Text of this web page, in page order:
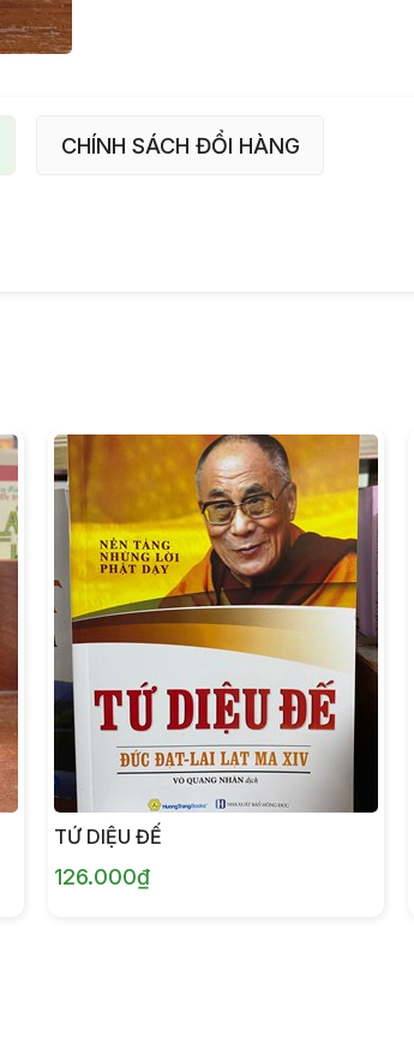
CHÍNH SÁCH ĐỔI HÀNG
TỨ DIỆU ĐẾ
126.000₫